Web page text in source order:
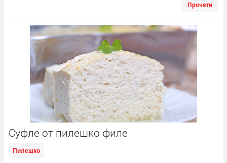
Прочети
Суфле от пилешко филе
Пилешко